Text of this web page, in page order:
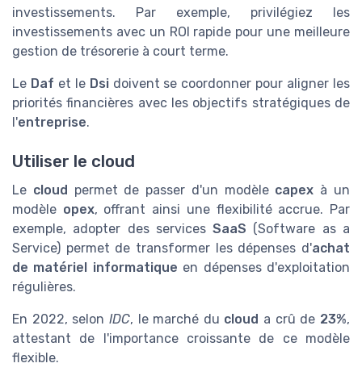
investissements. Par exemple, privilégiez les
investissements avec un ROI rapide pour une meilleure
gestion de trésorerie à court terme.
Le Daf et le Dsidoivent se coordonner pour aligner les
priorités financières avec les objectifs stratégiques de
l'entreprise.
Utiliser le cloud
Le cloud permet de passer d'un modèle capex à un
modèle opex, offrant ainsi une flexibilité accrue. Par
exemple, adopter des servicesSaaS (Software as a
Service) permet de transformer les dépenses d'achat
de matériel informatique en dépenses d'exploitation
régulières.
En 2022, selon IDC, le marché du cloud a crû de 23%,
attestant de l'importance croissante de ce modèle
flexible.